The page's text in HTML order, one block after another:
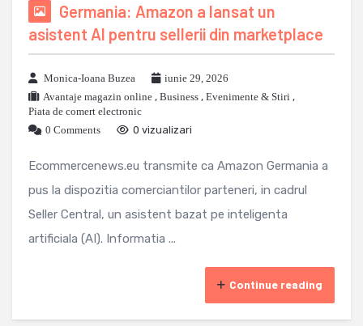
Germania: Amazon a lansat un
asistent AI pentru sellerii din marketplace
Monica-Ioana Buzea
iunie 29, 2026
Avantaje magazin online , Business , Evenimente & Stiri ,
Piata de comert electronic
0 Comments
0 vizualizari
Ecommercenews.eu transmite ca Amazon Germania a
pus la dispozitia comerciantilor parteneri, in cadrul
Seller Central, un asistent bazat pe inteligenta
artificiala (AI). Informatia ...
Continue reading